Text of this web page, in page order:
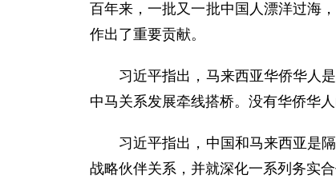
百年来，一批又一批中国人漂洋过海
作出了重要贡献。
习近平指出，马来西亚华侨华人是
中马关系发展牵线搭桥。没有华侨华
习近平指出，中国和马来西亚是隔
战略伙伴关系，并就深化一系列务实